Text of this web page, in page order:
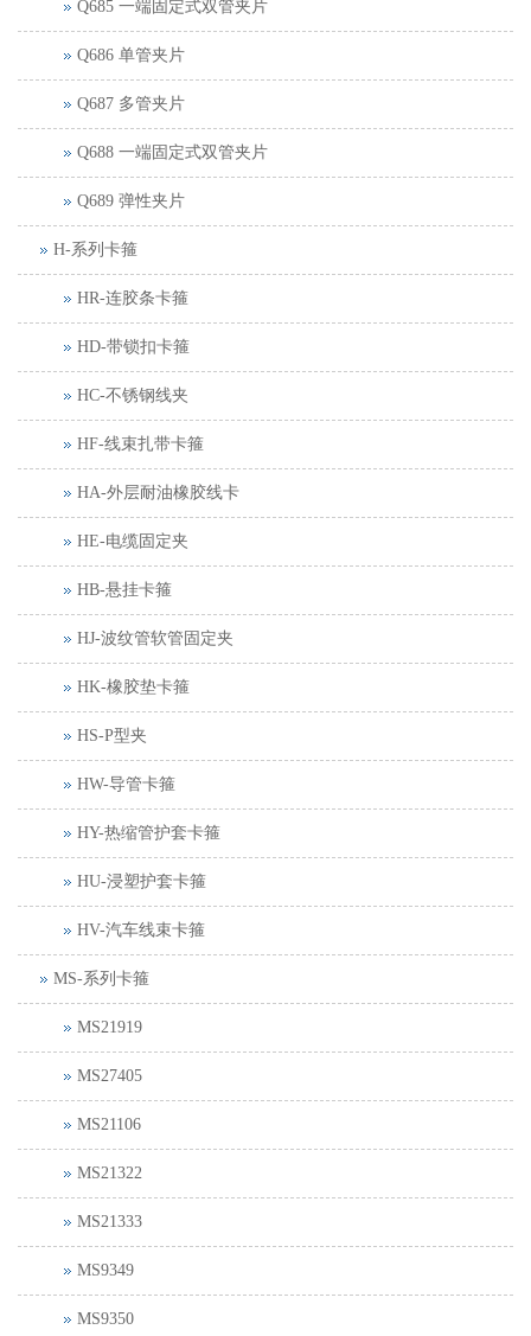
Q685 一端固定式双管夹片
Q686 单管夹片
Q687 多管夹片
Q688 一端固定式双管夹片
Q689 弹性夹片
H-系列卡箍
HR-连胶条卡箍
HD-带锁扣卡箍
HC-不锈钢线夹
HF-线束扎带卡箍
HA-外层耐油橡胶线卡
HE-电缆固定夹
HB-悬挂卡箍
HJ-波纹管软管固定夹
HK-橡胶垫卡箍
HS-P型夹
HW-导管卡箍
HY-热缩管护套卡箍
HU-浸塑护套卡箍
HV-汽车线束卡箍
MS-系列卡箍
MS21919
MS27405
MS21106
MS21322
MS21333
MS9349
MS9350